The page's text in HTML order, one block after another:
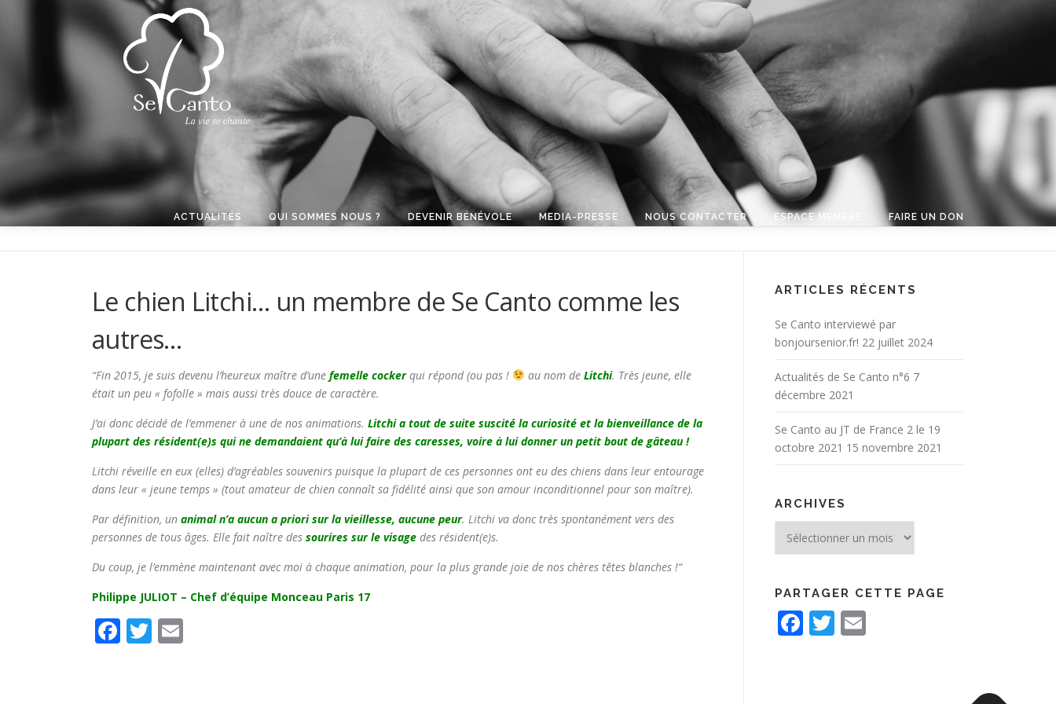
ACTUALITÉS QUI SOMMES NOUS ? DEVENIR BÉNÉVOLE MEDIA-PRESSE NOUS CONTACTER ESPACE MEMBRE FAIRE UN DON
Le chien Litchi… un membre de Se Canto comme les
autres…
“Fin 2015, je suis devenu l’heureux maître d’une femelle cockerqui répond (ou pas ! au nom de Litchi. Très jeune, elle
était un peu « fofolle » mais aussi très douce de caractère.
J’ai donc décidé de l’emmener à une de nos animations. Litchi a tout de suite suscité la curiosité et la bienveillance de la
plupart des résident(e)s qui ne demandaient qu’à lui faire des caresses, voire à lui donner un petit bout de gâteau !
Litchi réveille en eux (elles) d’agréables souvenirs puisque la plupart de ces personnes ont eu des chiens dans leur entourage
dans leur « jeune temps » (tout amateur de chien connaît sa fidélité ainsi que son amour inconditionnel pour son maître).
Par définition, un animal n’a aucun a priori sur la vieillesse, aucune peur. Litchi va donc très spontanément vers des
personnes de tous âges. Elle fait naître des sourires sur le visage des résident(e)s.
Du coup, je l’emmène maintenant avec moi à chaque animation, pour la plus grande joie de nos chères têtes blanches !“
Philippe JULIOT – Chef d’équipe Monceau Paris 17
Facebook
Twitter
ARTICLES RÉCENTS
Se Canto interviewé par
bonjoursenior.fr! 22 juillet 2024
Actualités de Se Canto n°6 7
décembre 2021
Se Canto au JT de France 2 le 19
octobre 2021 15 novembre 2021
ARCHIVES
Archives
PARTAGER CETTE PAGE
Facebook
Twitter